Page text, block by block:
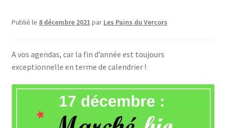
Publié le 8 décembre 2021 par Les Pains du Vercors
A vos agendas, car la fin d’année est toujours
exceptionnelle en terme de calendrier !